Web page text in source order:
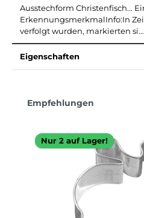
Ausstechform Christenfisch...
ErkennungsmerkmalInfo:In
verfolgt wurden, markierten si…
Eigenschaften
Produktgalerie überspringen
Empfehlungen
Nur 2 auf Lager!